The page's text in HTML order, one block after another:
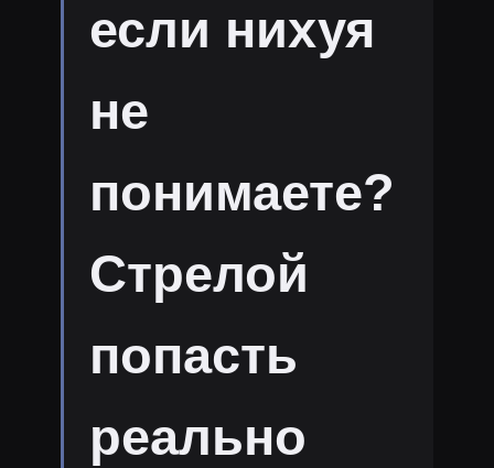
если нихуя
не
понимаете?
Стрелой
попасть
реально